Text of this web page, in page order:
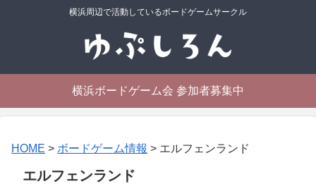
横浜周辺で活動しているボードゲームサークル
横浜ボードゲーム会 参加者募集中
HOME > ボードゲーム情報 > エルフェンランド
エルフェンランド